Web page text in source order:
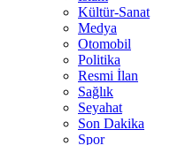
Kültür-Sanat
Medya
Otomobil
Politika
Resmi İlan
Sağlık
Seyahat
Son Dakika
Spor